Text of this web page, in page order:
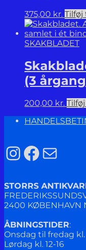
375,00 kr. Tilføj
SKAKBLADET
(3
200,00 kr.
Instagram
Mail
STORRS
2400 KØBENHAVN
ÅBNINGSTIDER:
Onsdag til fredag kl.
Lørdag kl. 12-16